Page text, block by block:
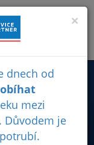
(xDrive)
Land Rover,
×
dnech od
mezi
Důvodem je